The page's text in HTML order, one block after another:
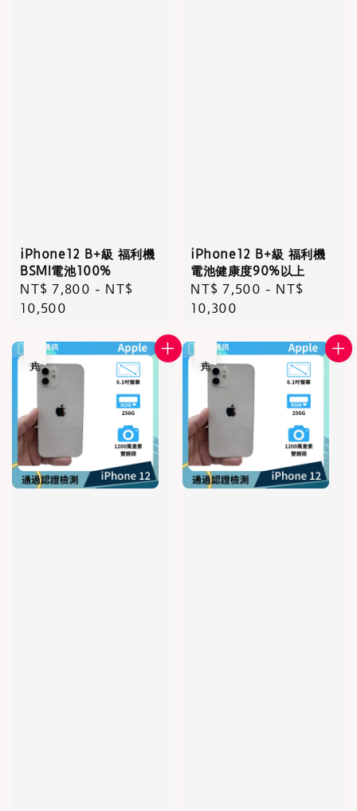
iPhone12 B+級 福利機
BSMI電池100%
Regular
price
NT$ 7,800 - NT$
10,500
iPhone12 B+級 福利機
電池健康度90%以上
Regular
price
NT$ 7,500 - NT$
10,300